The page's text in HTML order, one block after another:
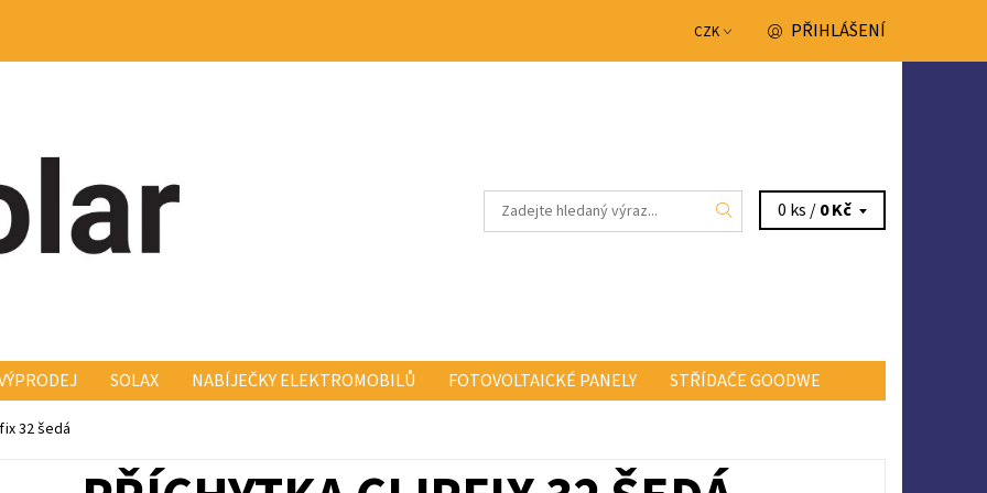
CZK PŘIHLÁŠENÍ
0 ks /0 Kč
SOLAX NABÍJEČKY ELEKTROMOBILŮ FOTOVOLTAICKÉ PANELY
STŘÍDAČE GOODWE
KONSTRUKCE FISCHER FISCH
32 šedá